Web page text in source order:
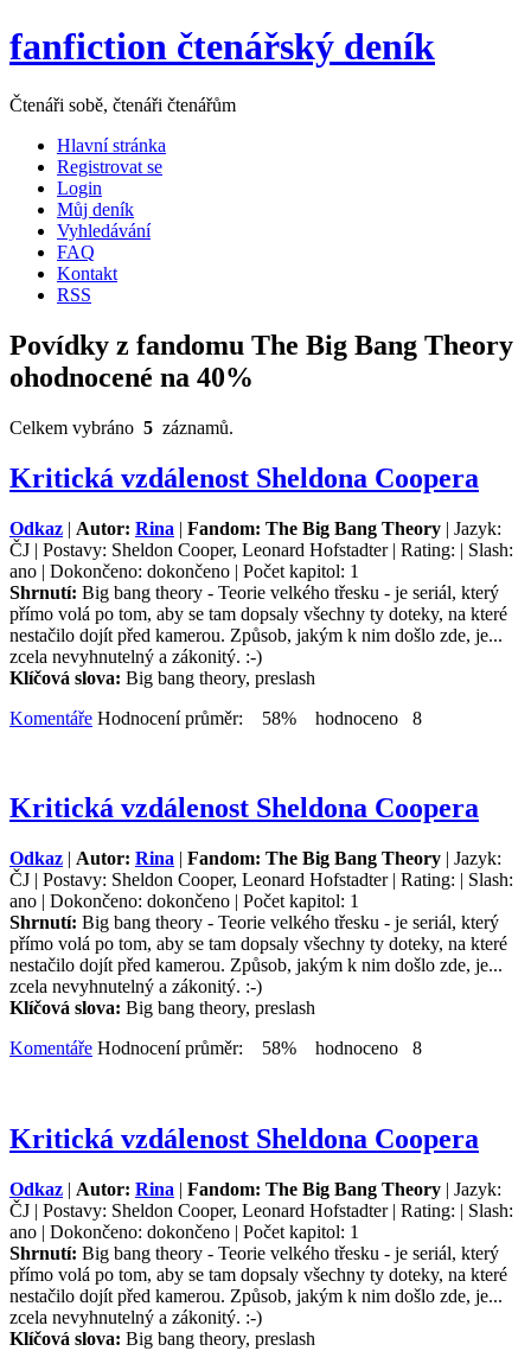
fanfiction čtenářský deník
Čtenáři sobě, čtenáři čtenářům
Hlavní stránka
Registrovat se
Login
Můj deník
Vyhledávání
FAQ
Kontakt
RSS
Povídky z fandomu The Big Bang Theory
ohodnocené na 40%
Celkem vybráno 5 záznamů.
Kritická vzdálenost Sheldona Coopera
Odkaz | Autor: Rina | Fandom: The Big Bang Theory | Jazyk:
ČJ | Postavy: Sheldon Cooper, Leonard Hofstadter | Rating: | Slash:
ano | Dokončeno: dokončeno | Počet kapitol: 1
Shrnutí: Big bang theory - Teorie velkého třesku - je seriál, který
přímo volá po tom, aby se tam dopsaly všechny ty doteky, na které
nestačilo dojít před kamerou. Způsob, jakým k nim došlo zde, je...
zcela nevyhnutelný a zákonitý. :-)
Klíčová slova: Big bang theory, preslash
Komentáře Hodnocení průměr: 58% hodnoceno 8
Kritická vzdálenost Sheldona Coopera
Odkaz | Autor: Rina | Fandom: The Big Bang Theory | Jazyk:
ČJ | Postavy: Sheldon Cooper, Leonard Hofstadter | Rating: | Slash:
ano | Dokončeno: dokončeno | Počet kapitol: 1
Shrnutí: Big bang theory - Teorie velkého třesku - je seriál, který
přímo volá po tom, aby se tam dopsaly všechny ty doteky, na které
nestačilo dojít před kamerou. Způsob, jakým k nim došlo zde, je...
zcela nevyhnutelný a zákonitý. :-)
Klíčová slova: Big bang theory, preslash
Komentáře Hodnocení průměr: 58% hodnoceno 8
Kritická vzdálenost Sheldona Coopera
Odkaz | Autor: Rina | Fandom: The Big Bang Theory | Jazyk:
ČJ | Postavy: Sheldon Cooper, Leonard Hofstadter | Rating: | Slash:
ano | Dokončeno: dokončeno | Počet kapitol: 1
Shrnutí: Big bang theory - Teorie velkého třesku - je seriál, který
přímo volá po tom, aby se tam dopsaly všechny ty doteky, na které
nestačilo dojít před kamerou. Způsob, jakým k nim došlo zde, je...
zcela nevyhnutelný a zákonitý. :-)
Klíčová slova: Big bang theory, preslash